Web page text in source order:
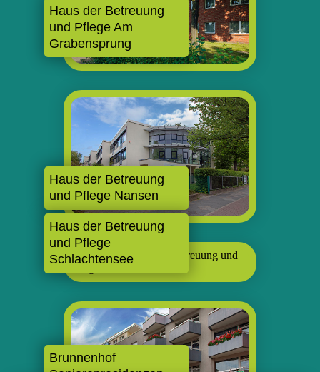
Haus der Betreuung
und Pflege Am
Grabensprung
Haus der Betreuung
und Pflege Nansen
Haus der Betreuung
und Pflege
Schlachtensee
Brunnenhof